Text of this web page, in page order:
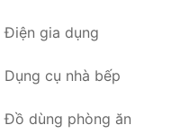
Điện gia dụng
Dụng cụ nhà bếp
Đồ dùng phòng ăn